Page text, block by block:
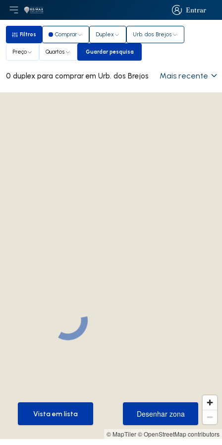
Entrar
Entrar
Abri menu principal
LogoIr para página inicial
Filtros
Filtros Comprar Duplex Urb. dos Brejos
Preço Quartos Guardar pesquisa
Guardar pesquisa
0 duplex para comprar em Urb. dos Brejos Mais recente
© MapTiler© OpenStreetMap contributors
Desenhar zona
Desenhar zona
Vista em lista
Vista em lista